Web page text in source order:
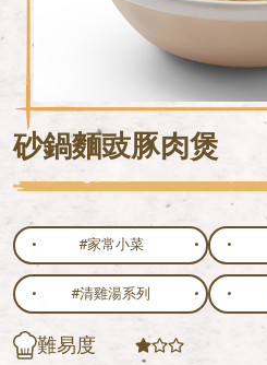
砂鍋麵豉豚肉煲
#家常小菜
#清雞湯系列
難易度